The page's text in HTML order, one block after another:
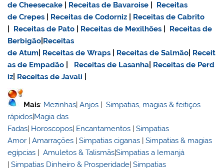
de Cheesecake
Receitas de Bavaroise
Receitas
de Crepes
Receitas de Codorniz
Receitas de Cabrito
Receitas de Pato Receitas de Mexilhões
Receitas de
Berbigão Receitas
de Atum Receitas de Wraps Receitas de Salmão Receit
as de Empadão
Receitas de Lasanha Receitas de Perd
iz Receitas de Javali
Mais: Mezinhas |Anjos |Simpatias, magias & feitiços
rápidos Magia das
Fadas Horoscopos Encantamentos |Simpatias
Amor |Amarrações |Simpatias ciganas |Simpatias & magias
egípcias |Amuletos & Talismãs|Simpatias a Iemanjá
|Simpatias Dinheiro & Prosperidade |Simpatias